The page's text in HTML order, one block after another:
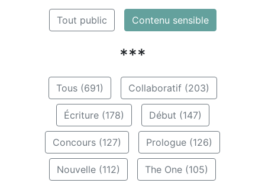
Tout public Contenu sensible
***
Tous (691) Collaboratif (203)
Écriture (178) Début (147)
Concours (127) Prologue (126)
Nouvelle (112) The One (105)